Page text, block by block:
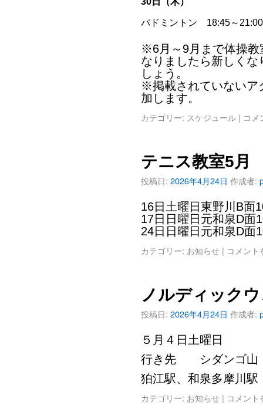
バドミントン 18:45～
※6月～9月まで体操教
なりましたら新しく
しょう。
※掲載されていないア
加します。
カテゴリー: スケジュール | コメ
テニス教室5月
投稿日: 2026年4月24日 作成者:
16日土曜日東野川B面
17日日曜日元和泉D面
24日日曜日元和泉D面
カテゴリー: お知らせ | コメン
ノルディック
投稿日: 2026年4月24日 作成者:
５月４日土曜日
行き先 シダンゴ山
狛江駅、和泉多摩川
カテゴリー: お知らせ | コメン